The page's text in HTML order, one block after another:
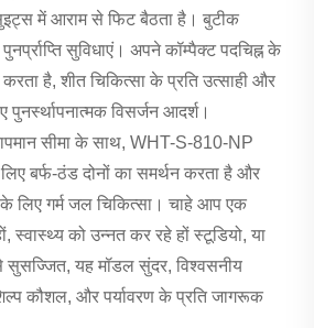
में आराम से फिट बैठता है। बुटीक
सुविधाएं। अपने कॉम्पैक्ट पदचिह्न के
है, शीत चिकित्सा के प्रति उत्साही और
विसर्जन आदर्श।
सीमा के साथ, WHT-S-810-NP
बर्फ-ठंड दोनों का समर्थन करता है और
लिए गर्म जल चिकित्सा। चाहे आप एक
स्वास्थ्य को उन्नत कर रहे हों स्टूडियो, या
यह मॉडल सुंदर, विश्वसनीय
कौशल, और पर्यावरण के प्रति जागरूक